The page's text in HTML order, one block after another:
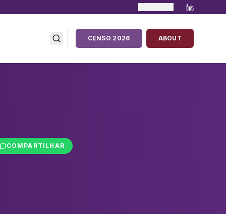
CENSO 2026 ABOUT
COMPARTILHAR